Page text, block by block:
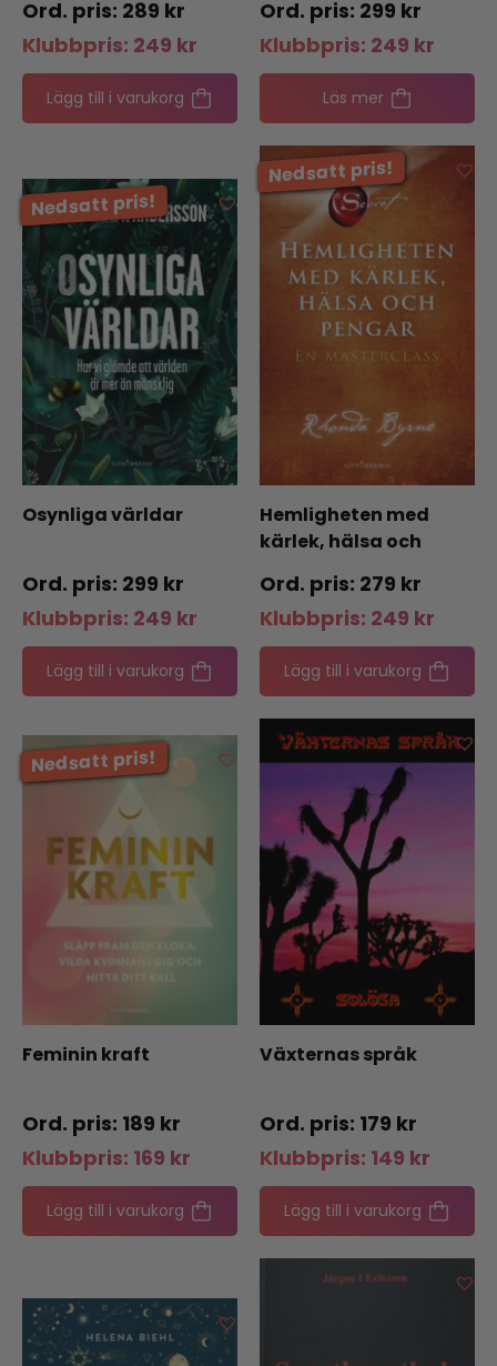
289 kr
Klubbpris: 249 kr
Lägg till i varukorg
299 kr
Klubbpris: 249 kr
Läs mer
Osynliga världar
299 kr
Klubbpris: 249 kr
Lägg till i varukorg
Hemligheten med
kärlek, hälsa och
279 kr
Klubbpris: 249 kr
Lägg till i varukorg
Feminin kraft
189 kr
Klubbpris: 169 kr
Lägg till i varukorg
Växternas språk
179 kr
Klubbpris: 149 kr
Lägg till i varukorg